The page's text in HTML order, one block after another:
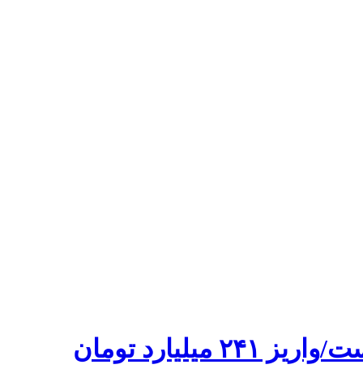
موضوع بازگشت مازاد درآمدهای مالیاتی به استان در دست پیگیری است/واریز ۲۴۱ میلیارد تومان